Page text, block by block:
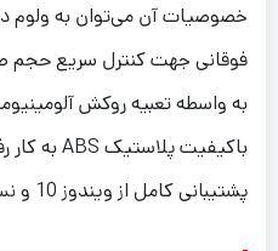
خصوصیات آن می‌توان به ولوم
فوقانی جهت کنترل سریع حجم
به واسطه تعبیه روکش
باکیفیت پلاستیک ABSبه
پشتیبانی کامل از ویندوز 10 و